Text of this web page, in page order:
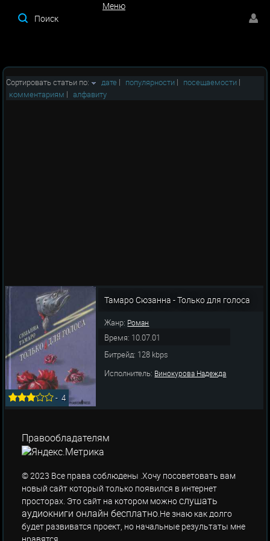
Меню
Сортировать статьи по: дате | популярности | посещаемости |
комментариям | алфавиту
-4
Тамаро Сюзанна - Только для голоса
Жанр: Роман
Время: 10.07.01
Битрейд: 128 kbps
Исполнитель: Винокурова Надежда
Правообладателям
© 2023 Все права соблюдены .Хочу посоветовать вам
новый сайт который только появился в интернет
просторах. Это сайт на котором можнослушать
аудиокниги онлайн бесплатно.Не знаю как долго
будет развиватся проект, но начальные результаты мне